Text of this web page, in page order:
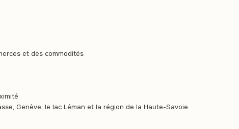
et des commodités
Genève, le lac Léman et la région de la Haute-Savoie